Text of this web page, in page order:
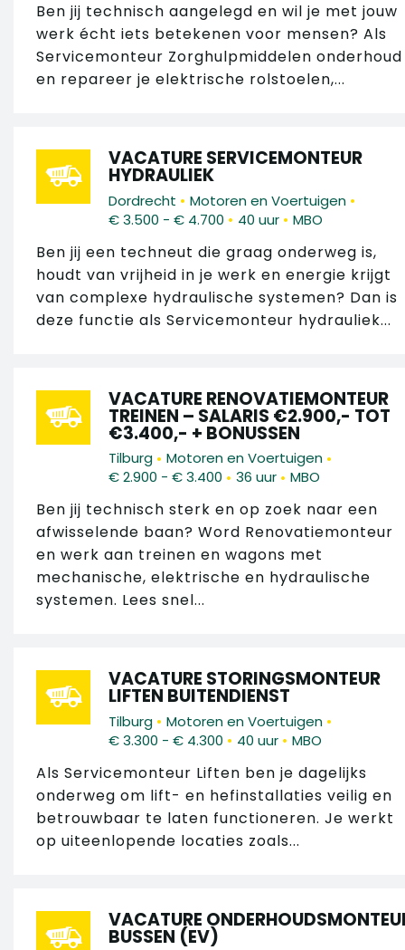
Ben jij technisch aangelegd en wil je met jouw
werk écht iets betekenen voor mensen? Als
Servicemonteur Zorghulpmiddelen onderhoud
en repareer je elektrische rolstoelen,...
VACATURE SERVICEMONTEUR
HYDRAULIEK
Dordrecht • Motoren en Voertuigen •
€ 3.500 - € 4.700 • 40 uur • MBO
Ben jij een techneut die graag onderweg is,
houdt van vrijheid in je werk en energie krijgt
van complexe hydraulische systemen? Dan is
deze functie als Servicemonteur hydrauliek...
VACATURE RENOVATIEMONTEUR
TREINEN – SALARIS €2.900,- TOT
€3.400,- + BONUSSEN
Tilburg • Motoren en Voertuigen •
€ 2.900 - € 3.400 • 36 uur • MBO
Ben jij technisch sterk en op zoek naar een
afwisselende baan? Word Renovatiemonteur
en werk aan treinen en wagons met
mechanische, elektrische en hydraulische
systemen. Lees snel...
VACATURE STORINGSMONTEUR
LIFTEN BUITENDIENST
Tilburg • Motoren en Voertuigen •
€ 3.300 - € 4.300 • 40 uur • MBO
Als Servicemonteur Liften ben je dagelijks
onderweg om lift- en hefinstallaties veilig en
betrouwbaar te laten functioneren. Je werkt
op uiteenlopende locaties zoals...
VACATURE
BUSSEN (EV)